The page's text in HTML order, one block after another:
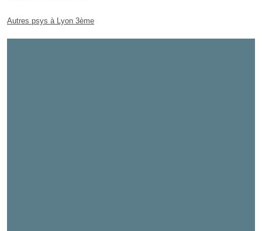
Autres psys à Lyon 3ème